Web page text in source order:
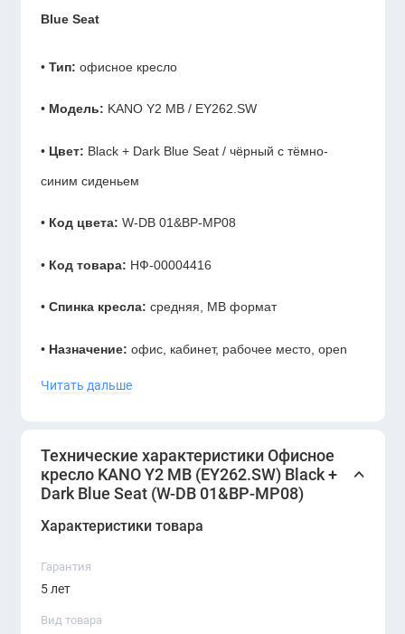
Blue Seat
• Тип: офисное кресло
• Модель: KANO Y2 MB / EY262.SW
• Цвет: Black + Dark Blue Seat / чёрный с тёмно-
синим сиденьем
• Код цвета: W-DB 01&BP-MP08
• Код товара: НФ-00004416
• Спинка кресла: средняя, MB формат
• Назначение: офис, кабинет, рабочее место, open
space
административного персонала
•Стиль: современный, деловой, акцентный
•Статус:на складе
Гарантия:
Офисное кресло KANO Y2 MB EY262.SW Black +
Читать дальше
Технические характеристики Офисное
кресло KANO Y2 MB (EY262.SW) Black +
Dark Blue Seat (W-DB 01&BP-MP08)
Характеристики товара
Гарантия
5 лет
Вид товара